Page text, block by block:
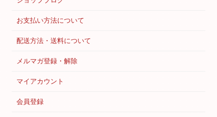
お支払い方法について
配送方法・送料について
メルマガ登録・解除
マイアカウント
会員登録